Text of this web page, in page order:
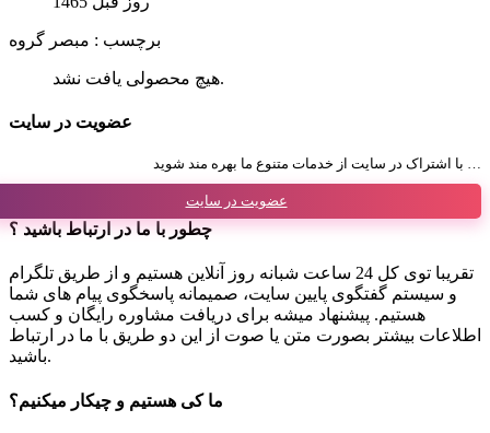
برچسب : مبصر گروه
هیچ محصولی یافت نشد.
عضویت در سایت
با اشتراک در سایت از خدمات متنوع ما بهره مند شوید …
عضویت در سایت
چطور با ما در ارتباط باشید ؟
تقریبا توی کل 24 ساعت شبانه روز آنلاین هستیم و از طریق تلگرام
و سیستم گفتگوی پایین سایت، صمیمانه پاسخگوی پیام های شما
هستیم. پیشنهاد میشه برای دریافت مشاوره رایگان و کسب
اطلاعات بیشتر بصورت متن یا صوت از این دو طریق با ما در ارتباط
باشید.
ما کی هستیم و چیکار میکنیم؟